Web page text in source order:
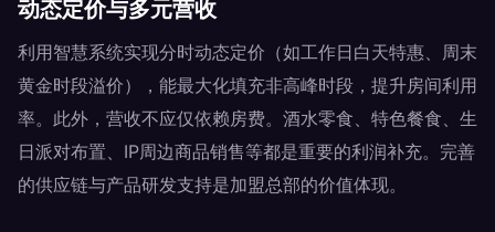
动态定价与多元营收
利用智慧系统实现分时动态定价（如工作日白天特惠、周末
黄金时段溢价），能最大化填充非高峰时段，提升房间利用
率。此外，营收不应仅依赖房费。酒水零食、特色餐食、生
日派对布置、IP周边商品销售等都是重要的利润补充。完善
的供应链与产品研发支持是加盟总部的价值体现。